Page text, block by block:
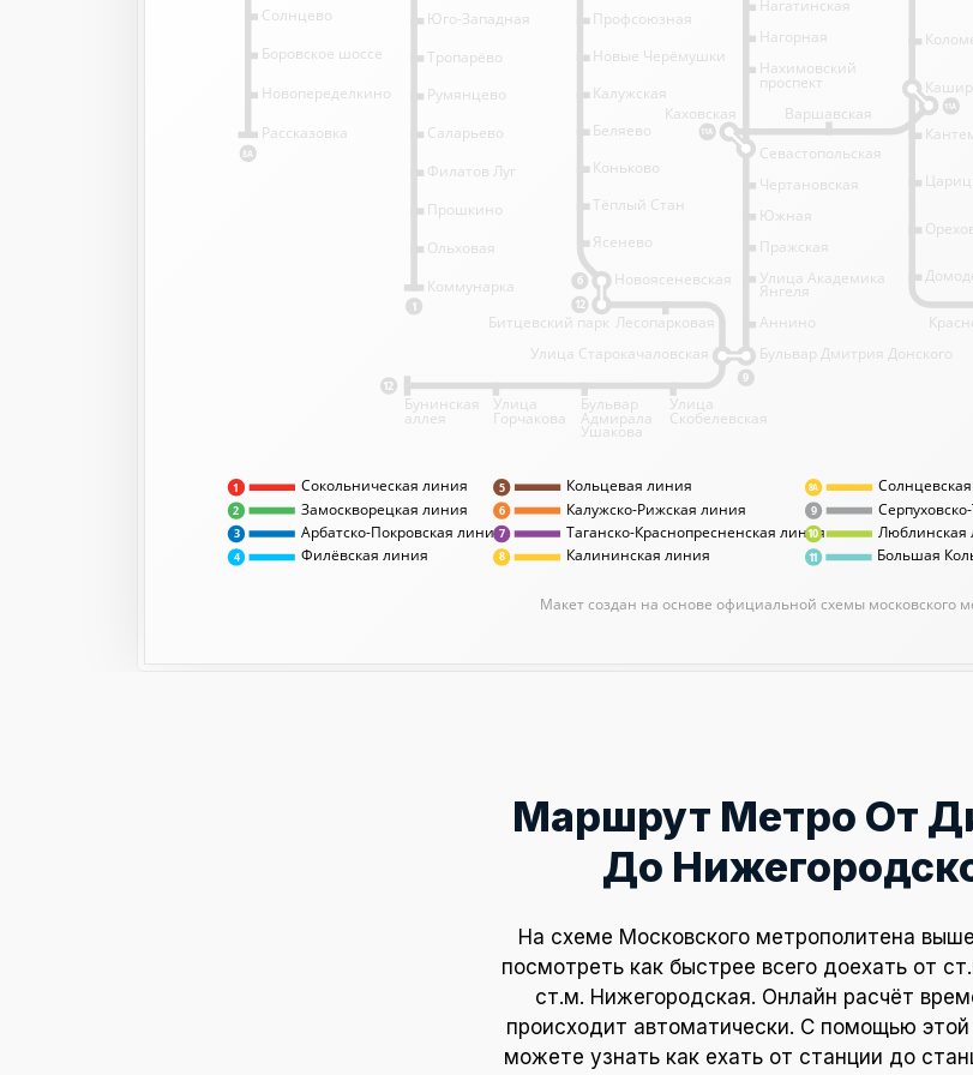
Сокольническая линия
Замоскворецкая линия
Арбатско-Покровская линия
Филёвская линия
Кольцевая линия
Калужско-Рижская линия
Таганско-Краснопресненская линия
Калининская линия
Люблинская
Макет создан на основе официальной схемы московского
2
3
Большая
8
9
10
7
6
8А
11
5
4
1
11А
11А
9
6
12
12
1
8А
Профсоюзная
Новые Черёмушки
Калужская
Беляево
Коньково
Тёплый Стан
Ясенево
Новоясеневская
Нагатинская
Нагорная
Нахимовский
проспект
Севастопольская
Чертановская
Южная
Пражская
Улица Академика
Янгеля
Аннино
Бульвар Дмитрия Донского
Саларьево
Румянцево
Тропарёво
Юго-Западная
Варшавская
Битцевский парк Лесопарковая
Улица Старокачаловская
Улица
Скобелевская
Бульвар
Адмирала
Ушакова
Улица
Горчакова
Бунинская
аллея
Каховская
Рассказовка
Новопеределкино
Боровское шоссе
Солнцево
Филатов Луг
Прошкино
Ольховая
Коммунарка
Маршрут Метро От
До
На схеме Московского метрополитена
посмотреть как быстрее всего доехать от
ст.м. Нижегородская. Онлайн расчёт
происходит автоматически. С помощью
можете узнать как ехать от станции до